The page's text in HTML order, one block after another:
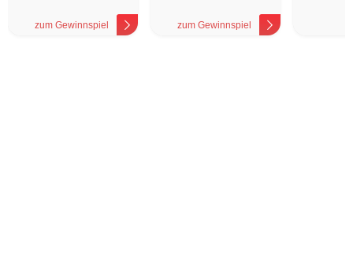
zum Gewinnspiel zum Gewinnspiel